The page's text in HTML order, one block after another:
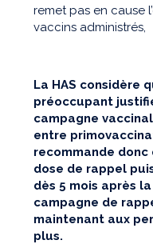
remet pas en cause
vaccins administrés,
La HAS considère
préoccupant
campagne
entre
recommande donc
dose de rappel
dès 5 mois après
campagne de
maintenant aux
plus.